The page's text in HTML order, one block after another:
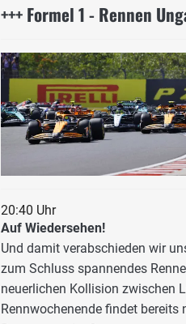
+++ Formel 1 - Rennen
20:40 Uhr
Auf Wiedersehen!
Und damit verabschieden wir
zum Schluss spannendes
neuerlichen Kollision zwischen
Rennwochenende findet